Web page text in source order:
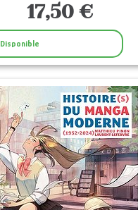
17,50 €
Disponible